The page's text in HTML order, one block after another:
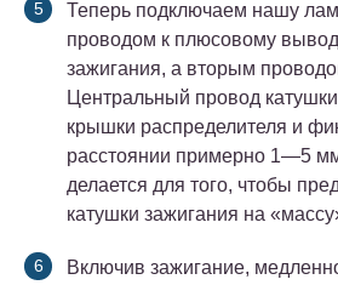
Теперь подключаем нашу
проводом к плюсовому
зажигания, а вторым
Центральный провод
крышки распределителя и
расстоянии примерно 1—5
делается для того, чтобы
катушки зажигания на
Включив зажигание,